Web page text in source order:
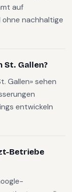
auf
nachhaltige
St. Gallen?
Gallen» sehen
entwickeln
Betriebe